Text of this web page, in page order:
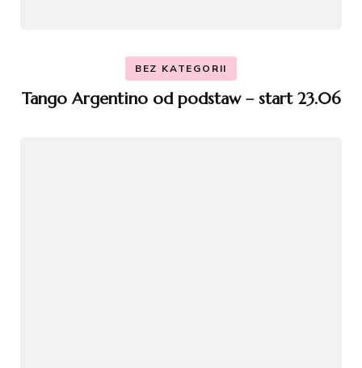
BEZ KATEGORII
Tango Argentino od podstaw – start 23.06